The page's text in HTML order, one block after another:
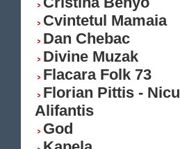
Cvintetul Mamaia
Dan Chebac
Divine Muzak
Flacara Folk 73
Florian Pittis - Nicu
Alifantis
God